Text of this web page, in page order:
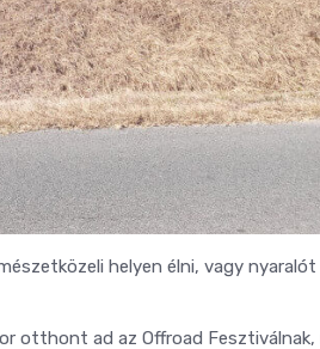
helyen élni, vagy
otthont ad az Offroad Fesztiválnak,